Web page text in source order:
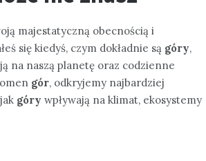
majestatyczną obecnością i
się kiedyś, czym dokładnie są góry,
na naszą planetę oraz codzienne
gór, odkryjemy najbardziej
góry wpływają na klimat, ekosystemy